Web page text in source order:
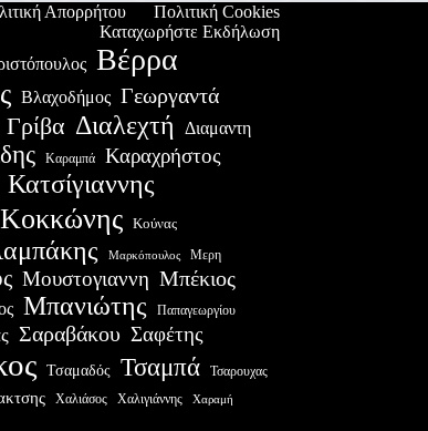
Απορρήτου
Πολιτική Cookies
Καταχωρήστε Εκδήλωση
Βέρρα
Βλαχοδήμος Γεωργαντά
Γρίβα Διαλεχτή Διαμαντη
Καραμπά Καραχρήστος
Κατσίγιαννης
Κοκκώνης Κούνας
Μαρκόπουλος Μερη
Μουστογιαννη Μπέκιος
Μπανιώτης Παπαγεωργίου
Σαραβάκου Σαφέτης
Τσαμαδός Τσαμπά Τσαρουχας
Χαλιάσος Χαλιγιάννης Χαραμή